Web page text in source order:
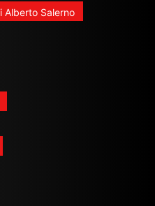
Alberto Salerno